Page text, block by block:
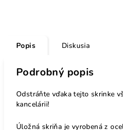
Popis Diskusia
Podrobný popis
Odstráňte vďaka tejto skrinke
kancelárii!
Úložná skriňa je vyrobená z